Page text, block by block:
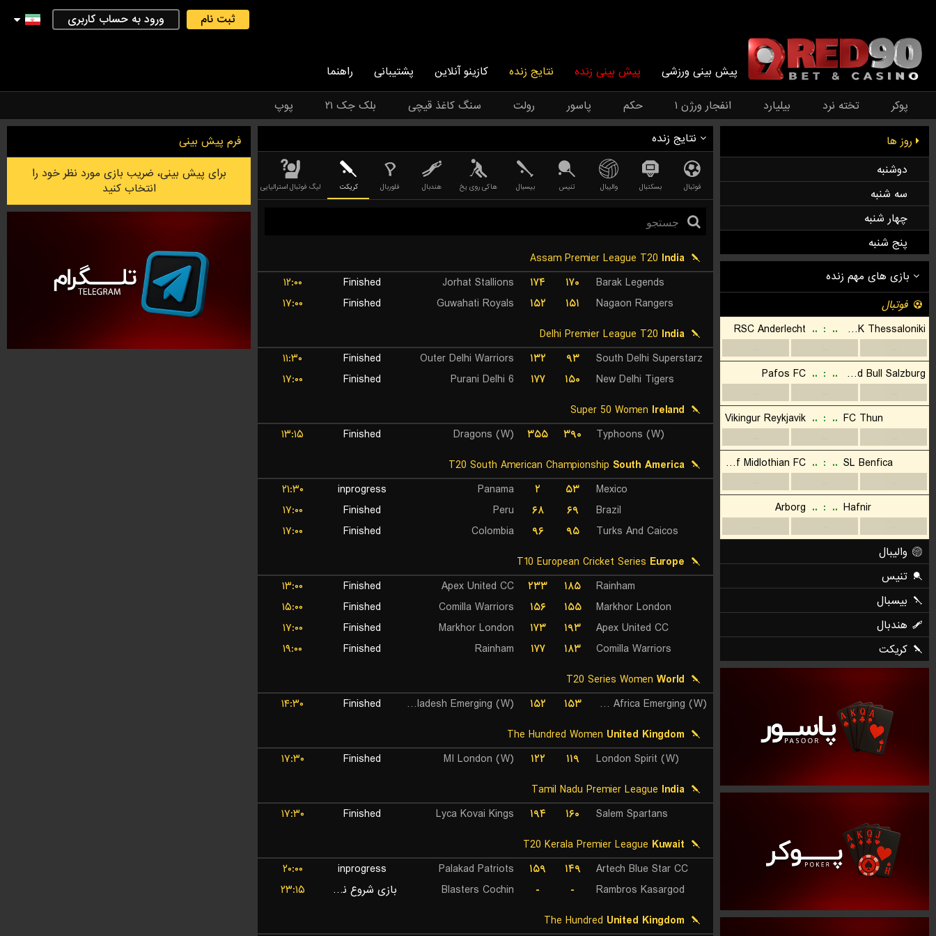
ثبت نام ورود به حساب کاربری
پیش بینی ورزشی پیش بینی زنده نتایج زنده کازینو آنلاین پشتیبانی راهنما
پوکر تخته نرد بیلیارد انفجار ورژن ۱ حکم پاسور رولت سنگ کاغذ قیچی بلک جک ۲۱ پوپ
روز ها
دوشنبه
سه شنبه
چهار شنبه
پنج شنبه
نتایج زنده
فوتبال بسکتبال والیبال تنیس بیسبال هاکی روی یخ هندبال فلوربال کریکت لیگ فوتبال استرالیایی بازی PESSAPALLO ( بیس بال فندلاندی )
India
Barak Legends
۱۷۰ ۱۷۴ Jorhat Stallions
Finished
۱۲:۰۰
Nagaon Rangers
۱۵۱ ۱۵۲ Guwahati Royals
Finished
۱۷:۰۰
India
South Delhi Superstarz
۹۳ ۱۳۲ Outer Delhi Warriors
Finished
۱۱:۳۰
New Delhi Tigers
۱۵۰ ۱۷۷ Purani Delhi 6
Finished
۱۷:۰۰
Ireland
Typhoons (W)
۳۹۰ ۳۵۵ Dragons (W)
Finished
۱۳:۱۵
South America
Mexico
۵۳ ۲ Panama
inprogress
۲۱:۳۰
Brazil
۶۹ ۶۸ Peru
Finished
۱۷:۰۰
Turks And Caicos
۹۵ ۹۶ Colombia
Finished
۱۷:۰۰
Europe
Rainham
۱۸۵ ۲۳۳ Apex United CC
Finished
۱۳:۰۰
Markhor London
۱۵۵ ۱۵۶ Comilla Warriors
Finished
۱۵:۰۰
Apex United CC
۱۹۳ ۱۷۳ Markhor London
Finished
۱۷:۰۰
Comilla Warriors
۱۸۳ ۱۷۷ Rainham
Finished
۱۹:۰۰
World
South Africa Emerging (W)
۱۵۳ ۱۵۲ Bangladesh Emerging (W)
Finished
۱۴:۳۰
United Kingdom
London Spirit (W)
۱۱۹ ۱۲۲ MI London (W)
Finished
۱۷:۳۰
India
Salem Spartans
۱۶۰ ۱۹۴ Lyca Kovai Kings
Finished
۱۷:۳۰
Kuwait
Artech Blue Star CC
۱۴۹ ۱۵۹ Palakad Patriots
inprogress
۲۰:۰۰
Rambros Kasargod
-
-
Blasters Cochin بازی شروع نشده است
۲۳:۱۵
United Kingdom
فرم پیش بینی
برای پیش بینی، ضریب بازی مورد نظر خود را
انتخاب کنید